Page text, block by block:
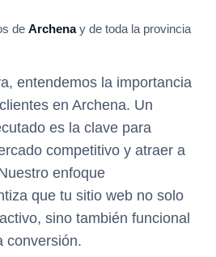
de Archenay de toda la provincia
entendemos la importancia
en Archena. Un
es la clave para
competitivo y atraer a
enfoque
que tu sitio web no solo
sino también funcional
conversión.